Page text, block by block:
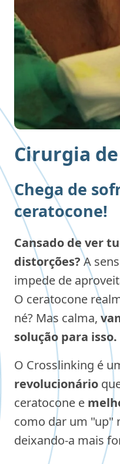
Cirurgia
Chega de
ceratocone!
Cansado de ver
distorções?A
impede de
O ceratocone
né? Mas calma,
solução para isso.
O Crosslinking é
revolucionário
ceratocone e
como dar um "up"
deixando-a mais